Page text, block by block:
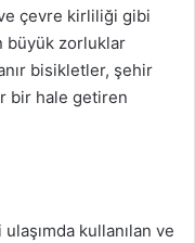
çevre kirliliği gibi
büyük zorluklar
bisikletler, şehir
bir hale getiren
kullanılan ve